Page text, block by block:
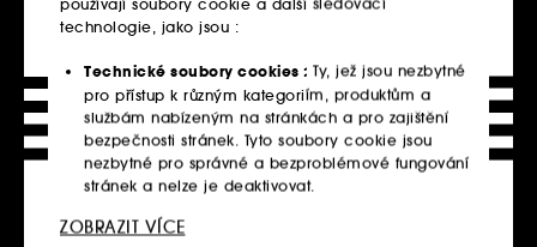
Nejoblíbenější produkty
Objevte právě teď nejoblíbenější produkty.
technologie, jako jsou :
Technické soubory cookies : Ty, jež jsou nezbytné
pro přístup k různým kategoriím, produktům a
službám nabízeným na stránkách a pro zajištění
bezpečnosti stránek. Tyto soubory cookie jsou
nezbytné pro správné a bezproblémové fungování
stránek a nelze je deaktivovat.
Personalizační soubory cookie :
ZOBRAZIT VÍCE